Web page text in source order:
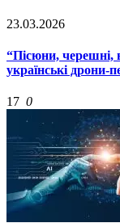
23.03.2026
“Пісюни, черешні,
українські дрони-
17 0